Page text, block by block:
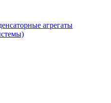
агрегаты